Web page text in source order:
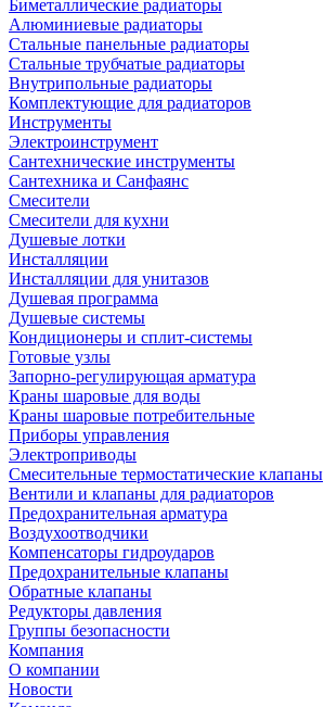
Биметаллические радиаторы
Алюминиевые радиаторы
Стальные панельные радиаторы
Стальные трубчатые радиаторы
Внутрипольные радиаторы
Комплектующие для радиаторов
Инструменты
Электроинструмент
Сантехнические инструменты
Сантехника и Санфаянс
Смесители
Смесители для кухни
Душевые лотки
Инсталляции
Инсталляции для унитазов
Душевая программа
Душевые системы
Кондиционеры и сплит-системы
Готовые узлы
Запорно-регулирующая арматура
Краны шаровые для воды
Краны шаровые потребительные
Приборы управления
Электроприводы
Смесительные термостатические клапаны
Вентили и клапаны для радиаторов
Предохранительная арматура
Воздухоотводчики
Компенсаторы гидроударов
Предохранительные клапаны
Обратные клапаны
Редукторы давления
Группы безопасности
Компания
О компании
Новости